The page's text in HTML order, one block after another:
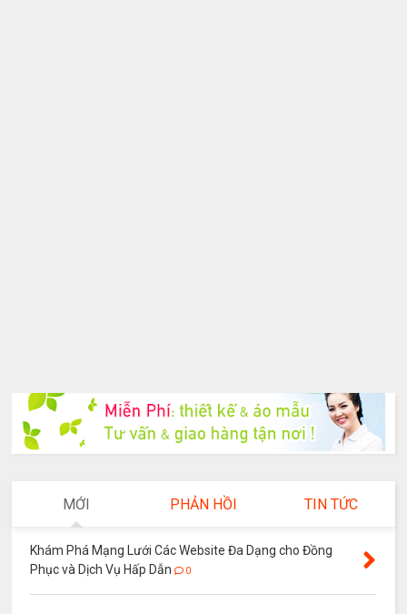
MỚI PHẢN HỒI TIN TỨC
Khám Phá Mạng Lưới Các Website Đa Dạng cho Đồng
Phục và Dịch Vụ Hấp Dẫn
0